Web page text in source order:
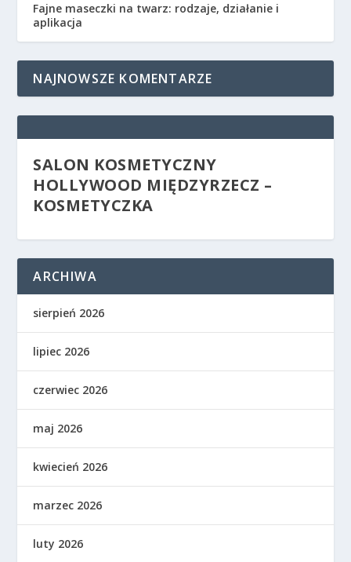
Fajne maseczki na twarz: rodzaje, działanie i
aplikacja
NAJNOWSZE KOMENTARZE
SALON KOSMETYCZNY
HOLLYWOOD MIĘDZYRZECZ –
KOSMETYCZKA
ARCHIWA
sierpień 2026
lipiec 2026
czerwiec 2026
maj 2026
kwiecień 2026
marzec 2026
luty 2026